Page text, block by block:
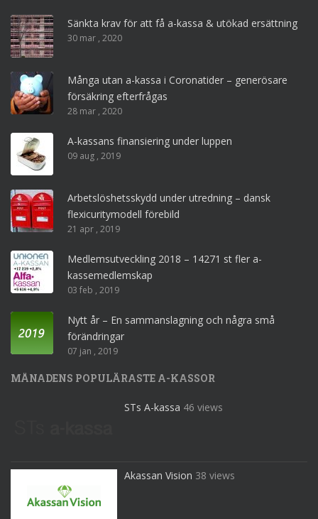
Sänkta krav för att få a-kassa & utökad ersättning
30 mar , 2020
Många utan a-kassa i Coronatider – generösare
försäkring efterfrågas
28 mar , 2020
A-kassans finansiering under luppen
09 aug , 2019
Arbetslöshetsskydd under utredning – dansk
flexicuritymodell förebild
21 apr , 2019
Medlemsutveckling 2018 – 14271 st fler a-
kassemedlemskap
03 feb , 2019
Nytt år – En sammanslagning och några små
förändringar
07 jan , 2019
MÅNADENS POPULÄRASTE A-KASSOR
STs A-kassa 46 views
Akassan Vision 38 views